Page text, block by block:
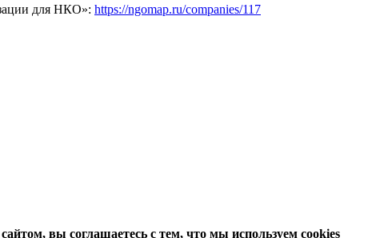
для НКО»: https://ngomap.ru/companies/117
вы соглашаетесь с тем, что мы используем cookies